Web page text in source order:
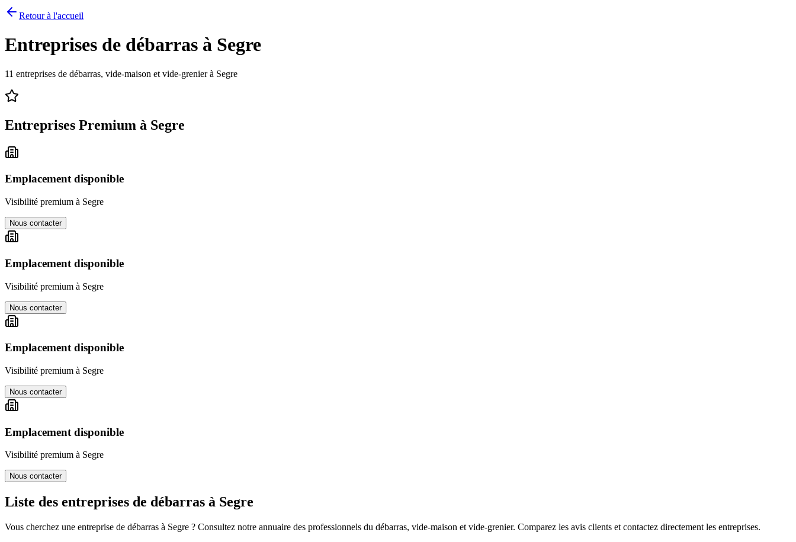
Retour à l'accueil
Entreprises de débarras à Segre
11 entreprises de débarras, vide-maison et vide-grenier à Segre
Entreprises Premium à Segre
Emplacement disponible
Visibilité premium à Segre
Nous contacter
Emplacement disponible
Visibilité premium à Segre
Nous contacter
Emplacement disponible
Visibilité premium à Segre
Nous contacter
Emplacement disponible
Visibilité premium à Segre
Nous contacter
Liste des entreprises de débarras à Segre
Vous cherchez une entreprise de débarras à Segre ? Consultez notre annuaire des professionnels du débarras, vide-maison et vide-grenier. Comparez les avis clients et contactez directement les entreprises.